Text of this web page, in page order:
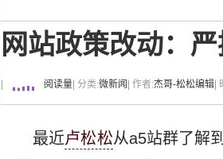
网站政策改动：
阅读量 | 分类:微新闻 | 作者:杰哥-松松编辑
最近卢松松从a5站群了解